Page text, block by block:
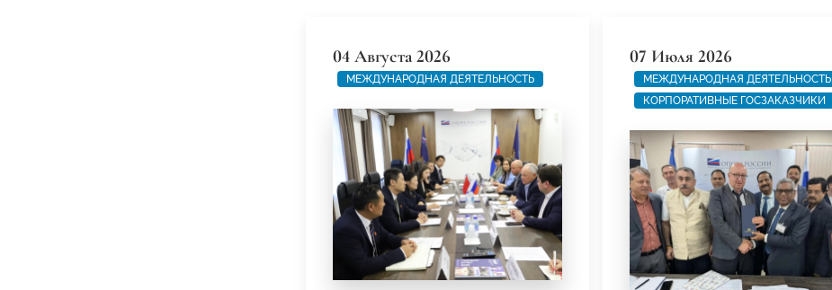
04 Августа 2026
МЕЖДУНАРОДНАЯ ДЕЯТЕЛЬНОСТЬ
07 Июля 2026
МЕЖДУНАРОДНАЯ ДЕЯТЕЛЬНОСТЬ
КОРПОРАТИВНЫЕ ГОСЗАКАЗЧИКИ